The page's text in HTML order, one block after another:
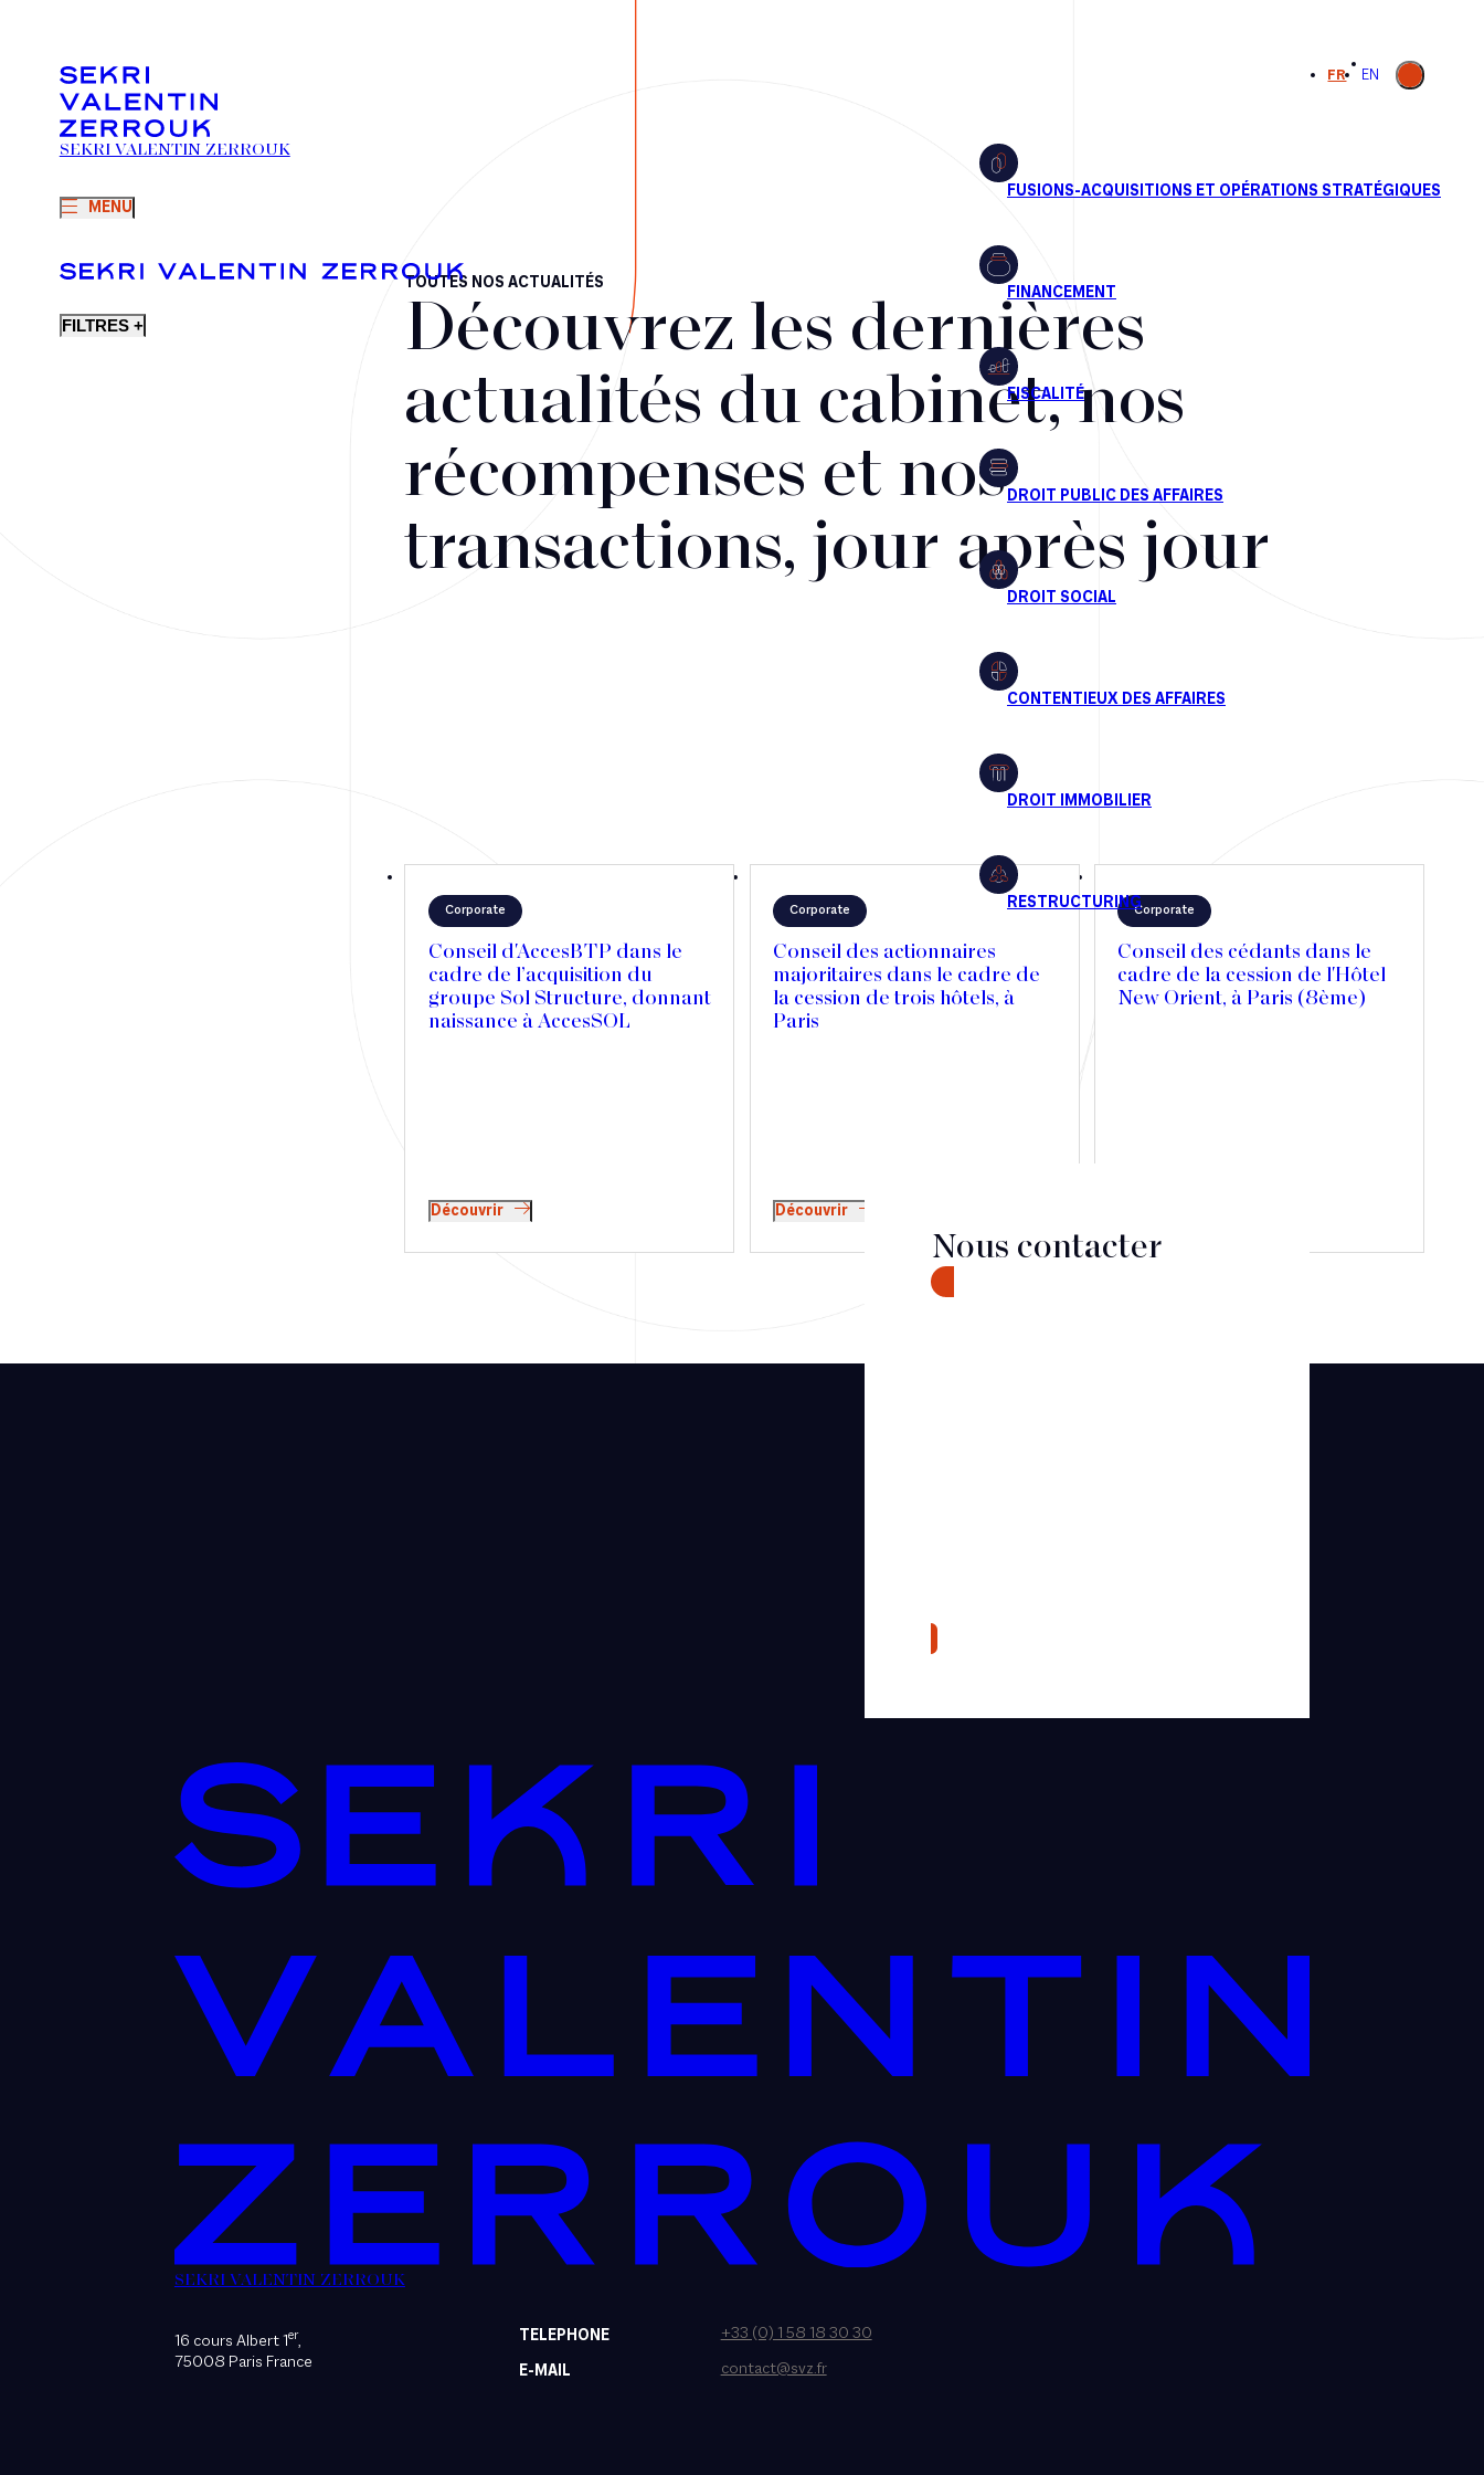
MENU
SEKRI VALENTIN ZERROUK
FR EN
Ouvrir la
recherche
FILTRES +
TOUTES NOS ACTUALITÉS
Découvrez les dernières
actualités du cabinet, nos
récompenses et nos
transactions, jour après jour
Corporate
Conseil d'AccesBTP dans le
cadre de l’acquisition du
groupe Sol Structure, donnant
naissance à AccesSOL
Découvrir
Corporate
Conseil des actionnaires
majoritaires dans le cadre de
la cession de trois hôtels, à
Paris
Découvrir
Corporate
Conseil des cédants dans le
cadre de la cession de l'Hôtel
New Orient, à Paris (8ème)
Nous contacter
CONTACT
SEKRI VALENTIN ZERROUK
16 cours Albert 1er,
75008 Paris France
TELEPHONE +33 (0) 1 58 18 30 30
E-MAIL contact@svz.fr